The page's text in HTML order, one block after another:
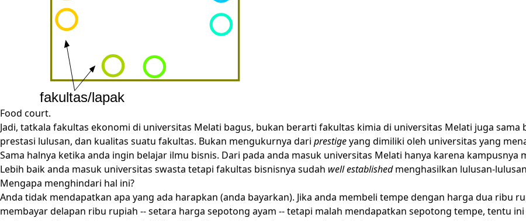
Food court.
Jadi, tatkala fakultas ekonomi di universitas Melati bagus, bukan berarti fakultas kimia di universitas Melati juga
prestasi lulusan, dan kualitas suatu fakultas. Bukan mengukurnya dari prestigeyang dimiliki oleh universitas yang
Sama halnya ketika anda ingin belajar ilmu bisnis. Dari pada anda masuk universitas Melati hanya karena
Lebih baik anda masuk universitas swasta tetapi fakultas bisnisnya sudah well establishedmenghasilkan lulusan-
Mengapa menghindari hal ini?
Anda tidak mendapatkan apa yang ada harapkan (anda bayarkan). Jika anda membeli tempe dengan harga dua ribu
membayar delapan ribu rupiah -- setara harga sepotong ayam -- tetapi malah mendapatkan sepotong tempe, tentu ini